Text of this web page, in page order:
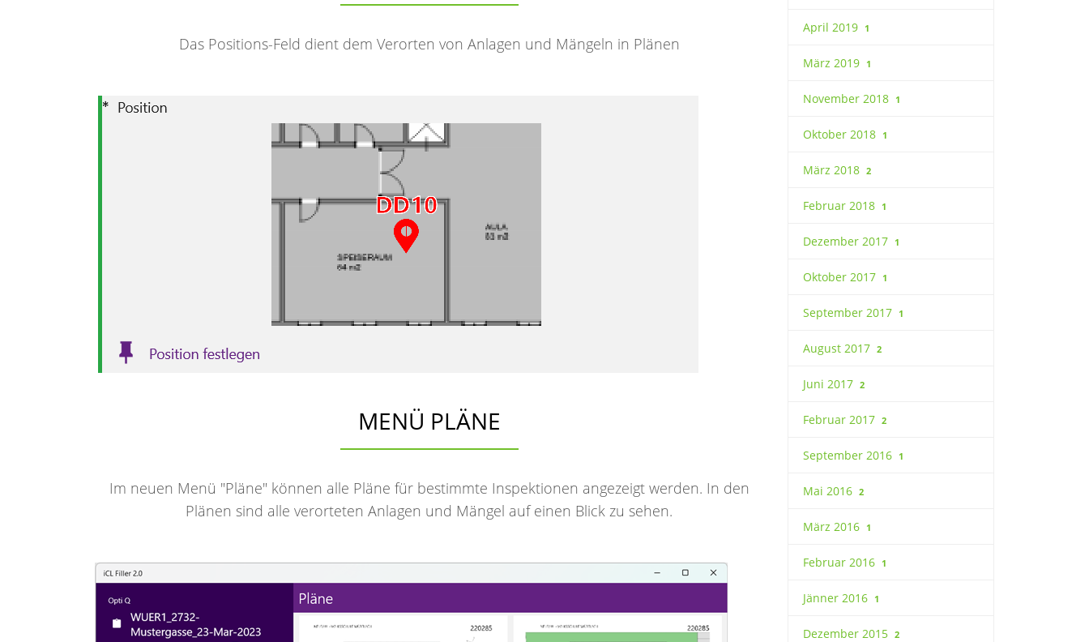
Das Positions-Feld dient dem Verorten von Anlagen und Mängeln in Plänen
MENÜ PLÄNE
Im neuen Menü "Pläne" können alle Pläne für bestimmte Inspektionen angezeigt werden. In den
Plänen sind alle verorteten Anlagen und Mängel auf einen Blick zu sehen.
April 2019 1
März 2019 1
November 2018 1
Oktober 2018 1
März 2018 2
Februar 2018 1
Dezember 2017 1
Oktober 2017 1
September 2017 1
August 2017 2
Juni 2017 2
Februar 2017 2
September 2016 1
Mai 2016 2
März 2016 1
Februar 2016 1
Jänner 2016 1
Dezember 2015 2